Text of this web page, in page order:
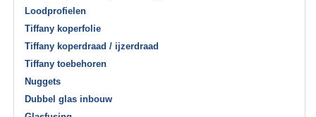
Loodprofielen
Tiffany koperfolie
Tiffany koperdraad / ijzerdraad
Tiffany toebehoren
Nuggets
Dubbel glas inbouw